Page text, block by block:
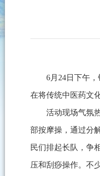
6月24日下午
在将传统中医药文
活动现场气氛
部按摩操，通过分
民们排起长队，争
压和刮痧操作。不